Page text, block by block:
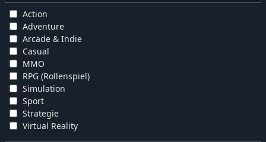
Action
Adventure
Arcade & Indie
Casual
MMO
RPG (Rollenspiel)
Simulation
Sport
Strategie
Virtual Reality